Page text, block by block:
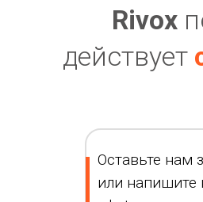
Оставьте нам
или напишите
Rivox
действует